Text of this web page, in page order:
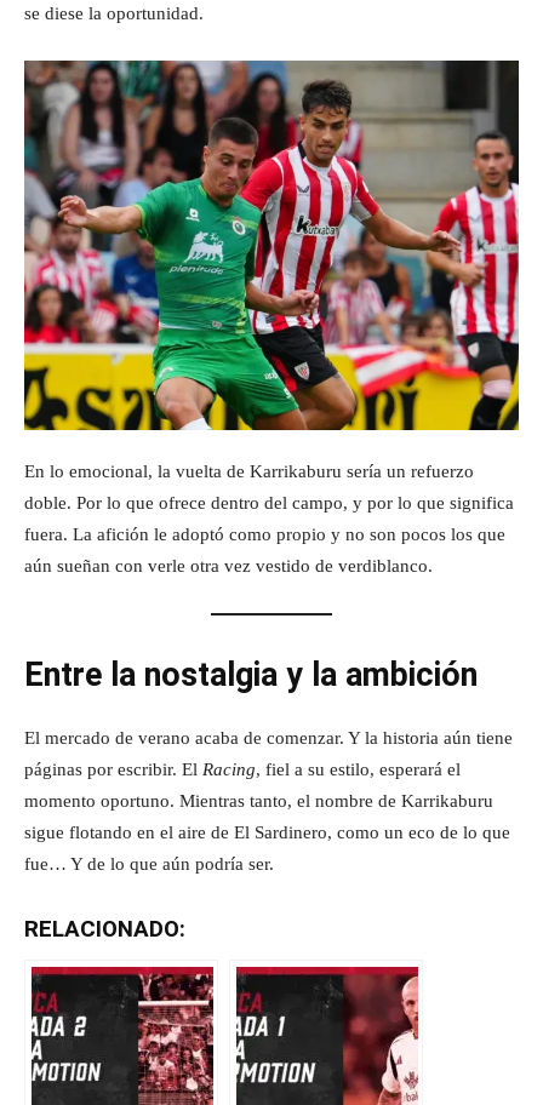
se diese la oportunidad.
En lo emocional, la vuelta de Karrikaburu sería un refuerzo
doble. Por lo que ofrece dentro del campo, y por lo que significa
fuera. La afición le adoptó como propio y no son pocos los que
aún sueñan con verle otra vez vestido de verdiblanco.
Entre la nostalgia y la ambición
El mercado de verano acaba de comenzar. Y la historia aún tiene
páginas por escribir. El Racing, fiel a su estilo, esperará el
momento oportuno. Mientras tanto, el nombre de Karrikaburu
sigue flotando en el aire de El Sardinero, como un eco de lo que
fue… Y de lo que aún podría ser.
RELACIONADO: